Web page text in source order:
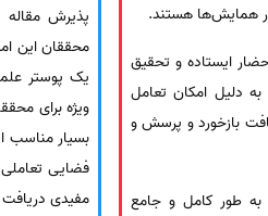
همایش‌ها هستند.
ایستاده و تحقیق
دلیل امکان تعامل
بازخورد و پرسش و
به طور کامل و جامع
پذیرش
محققان این
یک پوستر
ویژه برای
بسیار مناسب
فضایی
مفیدی